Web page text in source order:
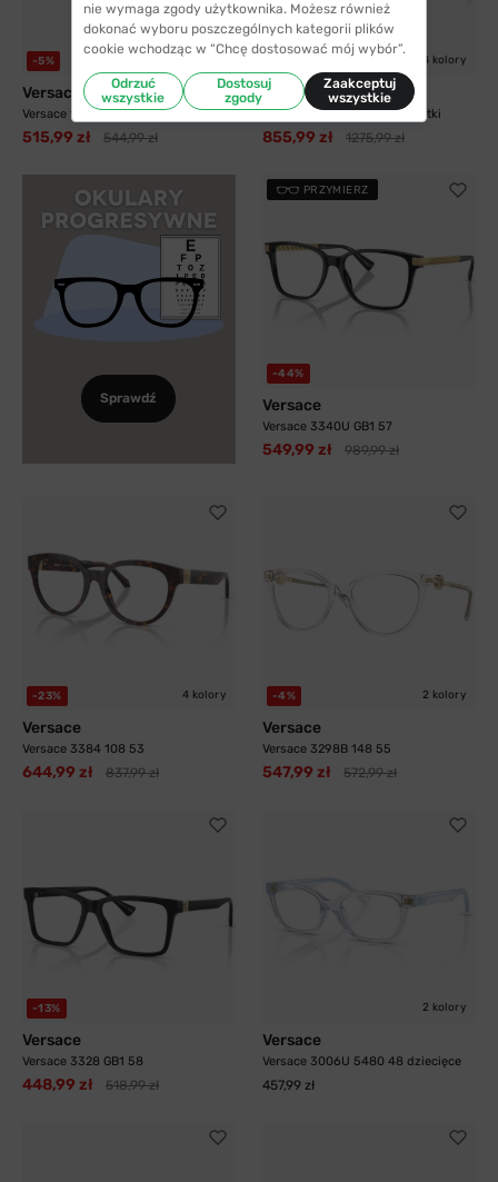
-5%
Versace
Versace 1279 1480 51
515,99 zł 544,99 zł
4 kolory
Versace
Versace 1305 1000 55 Patentki
855,99 zł 1275,99 zł
Sprawdź
PRZYMIERZ
-44%
Versace
Versace 3340U GB1 57
549,99 zł 989,99 zł
-23% 4 kolory
Versace
Versace 3384 108 53
644,99 zł 837,99 zł
-4% 2 kolory
Versace
Versace 3298B 148 55
547,99 zł 572,99 zł
-13%
Versace
Versace 3328 GB1 58
448,99 zł 518,99 zł
2 kolory
Versace
Versace 3006U 5480 48 dziecięce
457,99 zł
nie wymaga zgody użytkownika. Możesz również
dokonać wyboru poszczególnych kategorii plików
cookie wchodząc w “Chcę dostosować mój wybór”.
Odrzuć
wszystkie
Dostosuj
zgody
Zaakceptuj
wszystkie